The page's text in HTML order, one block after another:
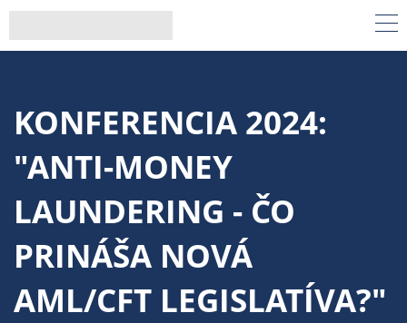
KONFERENCIA 2024:
"ANTI-MONEY
LAUNDERING - ČO
PRINÁŠA NOVÁ
AML/CFT LEGISLATÍVA?"